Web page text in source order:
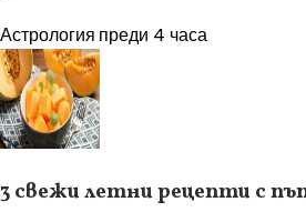
Астрология преди 4 часа
3 свежи летни рецепти с